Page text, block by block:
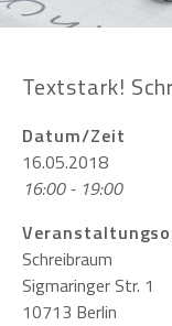
Textstark!
Datum/Zeit
16.05.2018
16:00 - 19:00
Schreibraum
Sigmaringer Str. 1
10713 Berlin